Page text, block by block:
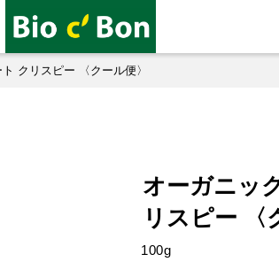
クリスピー 〈クール便〉
オーガニッ
リスピー 〈
100g